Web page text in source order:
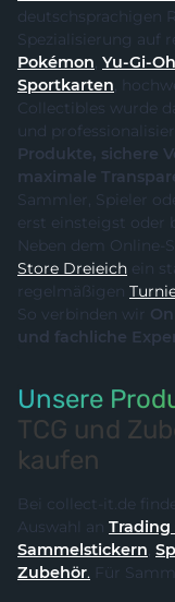
deutschsprachigen
Pokémon, Yu-Gi-
Sportkarten ,
Collectibles wurde das Sortiment
Produkte, sichere Verpackung, schneller Versand und
maximale
Sammler, Spieler oder Investor
erst einsteigst oder bereits
Neben dem Online-
Store Dreieich ein
regelmäßigen
So verbinden wir
und fachliche
Unsere
TCG und
kaufen
Bei collect-it.de
Auswahl an
Sammelstickern,
Zubehör. Für